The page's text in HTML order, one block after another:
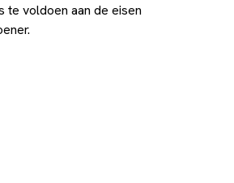
voldoen aan de eisen